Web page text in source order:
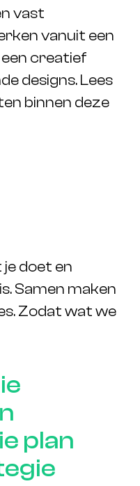
vast
vanuit een
creatief
designs. Lees
binnen deze
doet en
Samen maken
Zodat wat we
plan